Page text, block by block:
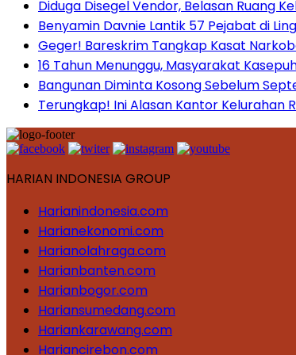
Diduga Disegel Vendor, Belasan Ruang
Benyamin Davnie Lantik 57 Pejabat di
Geger! Bareskrim Tangkap Kasat
16 Tahun Menunggu, Masyarakat
Bangunan Diminta Kosong Sebelum
Terungkap! Ini Alasan Kantor Kelurahan
HARIAN INDONESIA GROUP
Harianindonesia.com
Harianekonomi.com
Harianolahraga.com
Harianbanten.com
Harianbogor.com
Hariansumedang.com
Hariankarawang.com
Hariancirebon.com